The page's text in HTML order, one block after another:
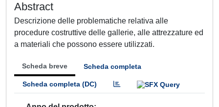
Abstract
Descrizione delle problematiche relativa alle
procedure costruttive delle gallerie, alle attrezzature ed
a materiali che possono essere utilizzati.
Scheda breve Scheda completa
Scheda completa (DC)